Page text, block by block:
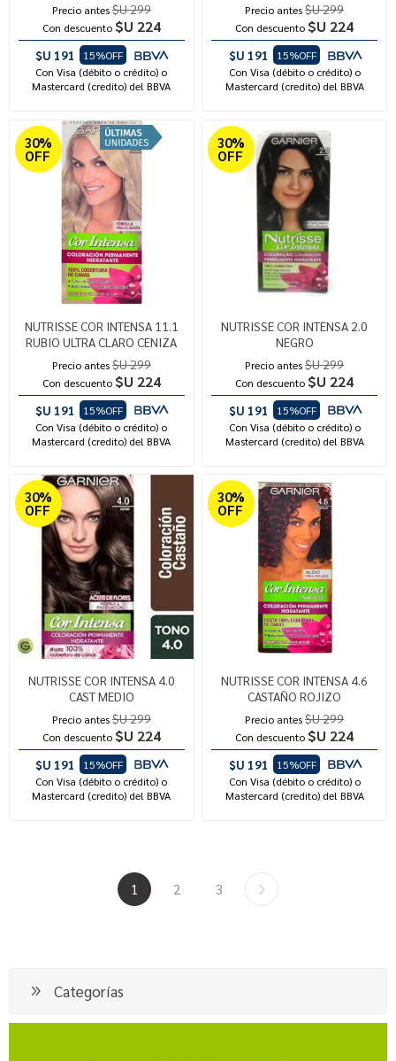
Precio antes$U 299
Con descuento $U 224
$U 191
15%OFF
Con Visa (débito o crédito) o
Mastercard (credito) del BBVA
Precio antes$U 299
Con descuento $U 224
$U 191
15%OFF
Con Visa (débito o crédito) o
Mastercard (credito) del BBVA
30%
OFF
NUTRISSE COR INTENSA 11.1
RUBIO ULTRA CLARO CENIZA
Precio antes$U 299
Con descuento $U 224
$U 191
15%OFF
Con Visa (débito o crédito) o
Mastercard (credito) del BBVA
30%
OFF
NUTRISSE COR INTENSA 2.0
NEGRO
Precio antes$U 299
Con descuento $U 224
$U 191
15%OFF
Con Visa (débito o crédito) o
Mastercard (credito) del BBVA
30%
OFF
NUTRISSE COR INTENSA 4.0
CAST MEDIO
Precio antes$U 299
Con descuento $U 224
$U 191
15%OFF
Con Visa (débito o crédito) o
Mastercard (credito) del BBVA
30%
OFF
NUTRISSE COR INTENSA 4.6
CASTAÑO ROJIZO
Precio antes$U 299
Con descuento $U 224
$U 191
15%OFF
Con Visa (débito o crédito) o
Mastercard (credito) del BBVA
1 2 3
Categorías